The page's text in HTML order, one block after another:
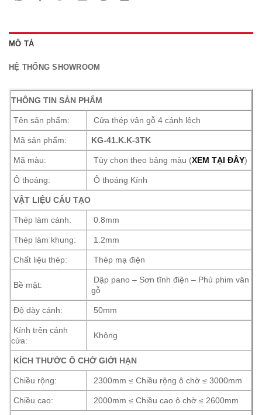
MÔ TẢ
HỆ THỐNG SHOWROOM
THÔNG TIN SẢN PHẨM
Tên sản phẩm: Cửa thép vân gỗ 4 cánh lệch
Mã sản phẩm: KG-41.K.K-3TK
Mã màu: Tùy chọn theo bảng màu (XEM TẠI ĐÂY)
Ô thoáng: Ô thoáng Kính
VẬT LIỆU CẤU TẠO
Thép làm cánh: 0.8mm
Thép làm khung: 1.2mm
Chất liệu thép: Thép mạ điện
Bề mặt:
Dập pano – Sơn tĩnh điện – Phủ phim vân
gỗ
Độ dày cánh: 50mm
Kính trên cánh
cửa:
Không
KÍCH THƯỚC Ô CHỜ GIỚI HẠN
Chiều rộng: 2300mm ≤ Chiều rộng ô chờ ≤ 3000mm
Chiều cao: 2000mm ≤ Chiều cao ô chờ ≤ 2600mm